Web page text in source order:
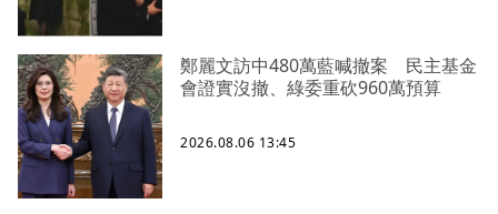
鄭麗文訪中480萬藍喊撤案 民主基金
會證實沒撤、綠委重砍960萬預算
2026.08.06 13:45